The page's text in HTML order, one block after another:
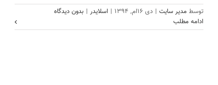
توسط مدیر سایت | دی ۱۶ام, ۱۳۹۴ | اسلایدر | بدون دیدگاه
ادامه مطلب